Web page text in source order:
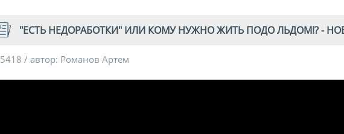
"ЕСТЬ НЕДОРАБОТКИ" ИЛИ КОМУ НУЖНО ЖИТЬ ПОДО ЛЬДОМ!? -
5418 / автор: Романов Артем